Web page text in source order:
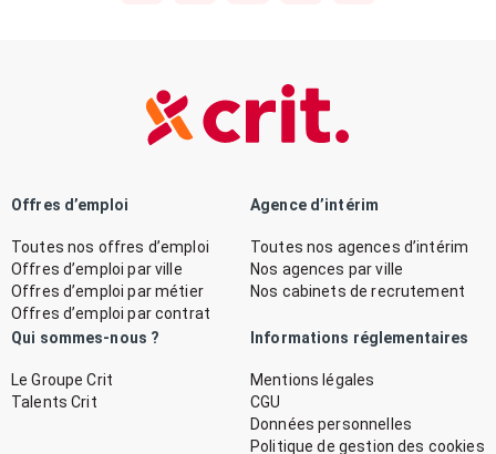
Offres d’emploi
Toutes nos offres d’emploi
Offres d’emploi par ville
Offres d’emploi par métier
Offres d’emploi par contrat
Agence d’intérim
Toutes nos agences d’intérim
Nos agences par ville
Nos cabinets de recrutement
Qui sommes-nous ?
Le Groupe Crit
Talents Crit
Informations réglementaires
Mentions légales
CGU
Données personnelles
Politique de gestion des cookies